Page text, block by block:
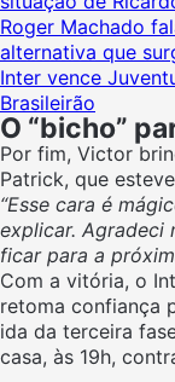
Roger Machado
alternativa que
Inter vence
Brasileirão
O “bicho”
Por fim, Victor
Patrick, que
“Esse cara é
explicar. Agradeci
ficar para a
Com a vitória, o
retoma confiança
ida da terceira
casa, às 19h,